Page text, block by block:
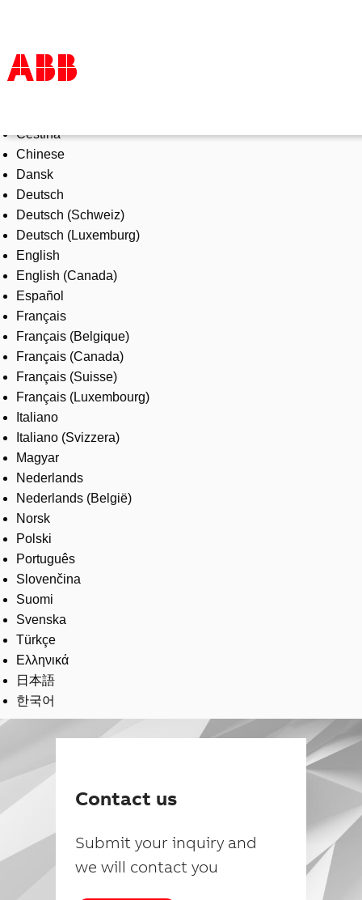
Products & Solutions
Industries
Services
About us
Where to buy
Contact us
Careers
Čeština
Chinese
Dansk
Deutsch
Deutsch (Schweiz)
Deutsch (Luxemburg)
English
English (Canada)
Español
Français
Français (Belgique)
Français (Canada)
Français (Suisse)
Français (Luxembourg)
Italiano
Italiano (Svizzera)
Magyar
Nederlands
Nederlands (België)
Norsk
Polski
Português
Slovenčina
Suomi
Svenska
Türkçe
Ελληνικά
日本語
한국어
Contact us
Submit your inquiry and
we will contact you